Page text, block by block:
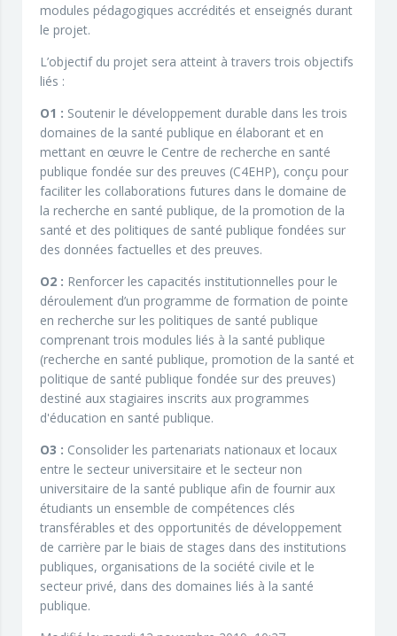
modules pédagogiques accrédités et enseignés durant
le projet.
L’objectif du projet sera atteint à travers trois objectifs
liés :
O1 : Soutenir le développement durable dans les trois
domaines de la santé publique en élaborant et en
mettant en œuvre le Centre de recherche en santé
publique fondée sur des preuves (C4EHP), conçu pour
faciliter les collaborations futures dans le domaine de
la recherche en santé publique, de la promotion de la
santé et des politiques de santé publique fondées sur
des données factuelles et des preuves.
O2 : Renforcer les capacités institutionnelles pour le
déroulement d’un programme de formation de pointe
en recherche sur les politiques de santé publique
comprenant trois modules liés à la santé publique
(recherche en santé publique, promotion de la santé et
politique de santé publique fondée sur des preuves)
destiné aux stagiaires inscrits aux programmes
d'éducation en santé publique.
O3 : Consolider les partenariats nationaux et locaux
entre le secteur universitaire et le secteur non
universitaire de la santé publique afin de fournir aux
étudiants un ensemble de compétences clés
transférables et des opportunités de développement
de carrière par le biais de stages dans des institutions
publiques, organisations de la société civile et le
secteur privé, dans des domaines liés à la santé
publique.